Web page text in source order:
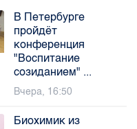
В Петербурге
пройдёт
конференция
"Воспитание
созиданием" ...
Вчера, 16:50
Биохимик из